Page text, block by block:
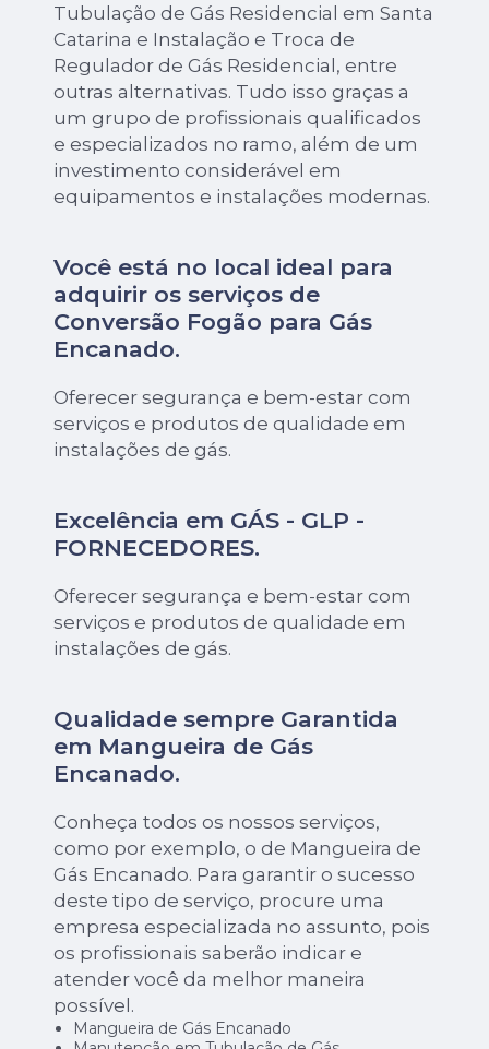
Tubulação de Gás Residencial em Santa
Catarina e Instalação e Troca de
Regulador de Gás Residencial, entre
outras alternativas. Tudo isso graças a
um grupo de profissionais qualificados
e especializados no ramo, além de um
investimento considerável em
equipamentos e instalações modernas.
Você está no local ideal para
adquirir os serviços de
Conversão Fogão para Gás
Encanado.
Oferecer segurança e bem-estar com
serviços e produtos de qualidade em
instalações de gás.
Excelência em GÁS - GLP -
FORNECEDORES.
Oferecer segurança e bem-estar com
serviços e produtos de qualidade em
instalações de gás.
Qualidade sempre Garantida
em Mangueira de Gás
Encanado.
Conheça todos os nossos serviços,
como por exemplo, o de Mangueira de
Gás Encanado. Para garantir o sucesso
deste tipo de serviço, procure uma
empresa especializada no assunto, pois
os profissionais saberão indicar e
atender você da melhor maneira
possível.
Mangueira de Gás Encanado